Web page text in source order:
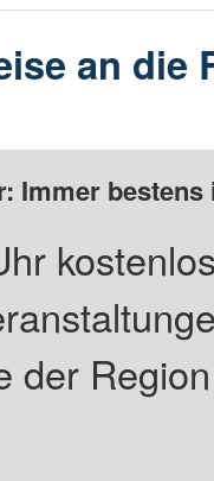
an die
Immer
der